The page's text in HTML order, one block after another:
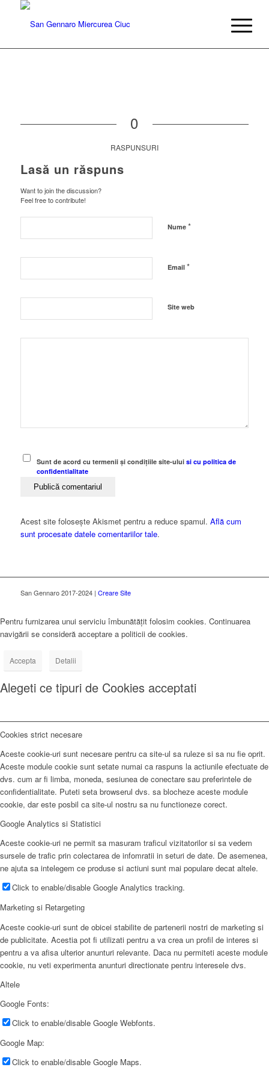
0
RASPUNSURI
Lasă un răspuns
Want to join the discussion?
Feel free to contribute!
Nume *
Email *
Site web
Sunt de acord cu termenii și condițiile site-uluisi cu politica de
confidentialitate
Acest site folosește Akismet pentru a reduce spamul. Află cum
sunt procesate datele comentariilor tale.
San Gennaro 2017-2024 | Creare Site
Pentru furnizarea unui serviciu îmbunătățit folosim cookies. Continuarea
navigării se consideră acceptare a politicii de cookies.
Accepta Detalii
Alegeti ce tipuri de Cookies acceptati
Cookies strict necesare
Aceste cookie-uri sunt necesare pentru ca site-ul sa ruleze si sa nu fie oprit.
Aceste module cookie sunt setate numai ca raspuns la actiunile efectuate de
dvs. cum ar fi limba, moneda, sesiunea de conectare sau preferintele de
confidentialitate. Puteti seta browserul dvs. sa blocheze aceste module
cookie, dar este posbil ca site-ul nostru sa nu functioneze corect.
Google Analytics si Statistici
Aceste cookie-uri ne permit sa masuram traficul vizitatorilor si sa vedem
sursele de trafic prin colectarea de infomratii in seturi de date. De asemenea,
ne ajuta sa intelegem ce produse si actiuni sunt mai populare decat altele.
Click to enable/disable Google Analytics tracking.
Marketing si Retargeting
Aceste cookie-uri sunt de obicei stabilite de partenerii nostri de marketing si
de publicitate. Acestia pot fi utilizati pentru a va crea un profil de interes si
pentru a va afisa ulterior anunturi relevante. Daca nu permiteti aceste module
cookie, nu veti experimenta anunturi directionate pentru interesele dvs.
Altele
Google Fonts:
Click to enable/disable Google Webfonts.
Google Map:
Click to enable/disable Google Maps.